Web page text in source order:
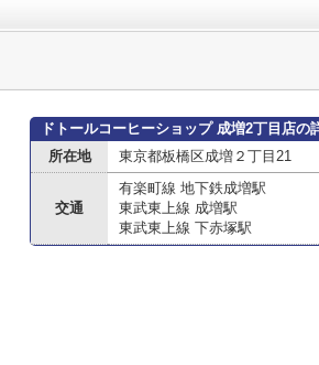
ドトールコーヒーショップ 成増2丁目店の
所在地
東京都板橋区成増２丁目21
交通
有楽町線 地下鉄成増駅
東武東上線 成増駅
東武東上線 下赤塚駅